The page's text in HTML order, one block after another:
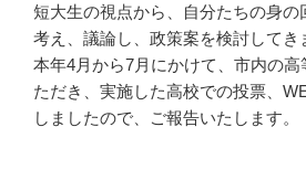
短大生の視点から、自分たちの身の
考え、議論し、政策案を検討してき
本年4月から7月にかけて、市内の
ただき、実施した高校での投票、
しましたので、ご報告いたします。